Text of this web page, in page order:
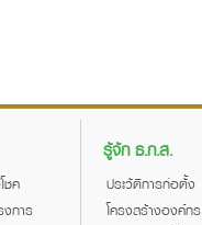
ชค
งการ
รู้จัก ธ.ก.ส.
ประวัติการก่อตั้ง
โครงสร้างองค์กร